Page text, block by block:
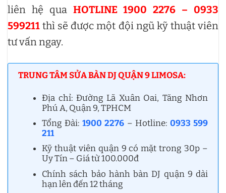
liên hệ qua HOTLINE 1900 2276 – 0933
599211 thì sẽ được một đội ngũ kỹ thuật viên
tư vấn ngay.
TRUNG TÂM SỬA BÀN DJ QUẬN 9 LIMOSA:
Địa chỉ: Đường Lã Xuân Oai, Tăng Nhơn
Phú A, Quận 9, TPHCM
Tổng Đài:1900 2276 – Hotline: 0933 599
211
Kỹ thuật viên quận 9 có mặt trong 30p –
Uy Tín – Giá từ 100.000đ
Chính sách bảo hành bàn DJ quận 9 dài
hạn lên đến 12 tháng